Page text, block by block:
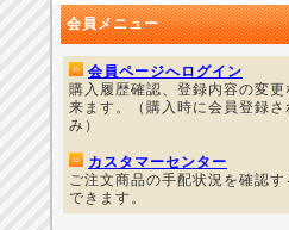
会員メニュー
会員ページへログイン
購入履歴確認、登録内容の変更
来ます。（購入時に会員登録さ
み）
カスタマーセンター
ご注文商品の手配状況を確認す
できます。